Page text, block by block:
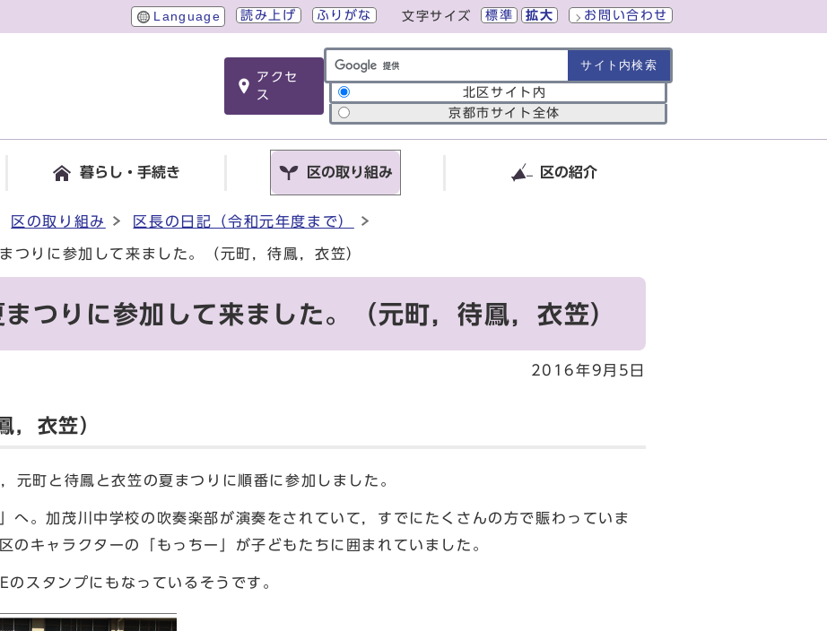
Language 読み上げ ふりがな 文字サイズ 標準 拡大 お問い合わせ
アクセ
ス
サイト内検索の範囲
北区サイト内
京都市サイト全体
暮らし・手続き 区の取り組み 区の紹介
区の取り組み 区長の日記（令和元年度まで）
つりに参加して来ました。（元町，待鳳，衣笠）
つりに参加して来ました。（元町，待鳳，衣笠）
2016年9月5日
，衣笠）
町と待鳳と衣笠の夏まつりに順番に参加しました。
へ。加茂川中学校の吹奏楽部が演奏をされていて，すでにたくさんの方で賑わっていま
のキャラクターの「もっちー」が子どもたちに囲まれていました。
スタンプにもなっているそうです。